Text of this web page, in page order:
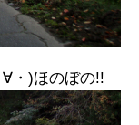
・)ほのぼの!!